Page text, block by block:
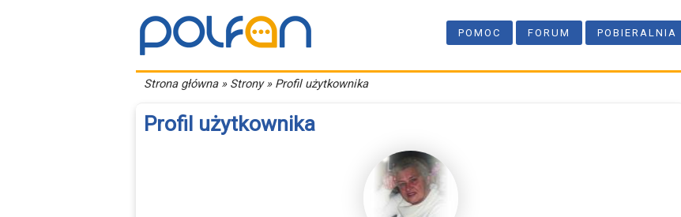
POMOC FORUM POBIERALNIA
Strona główna» Strony » Profil użytkownika
Profil użytkownika